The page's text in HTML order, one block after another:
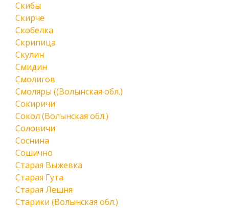
Скибы
Скирче
Скобелка
Скрипица
Скулин
Смидин
Смолигов
Смоляры ((Волынская обл.)
Сокиричи
Сокол (Волынская обл.)
Соловичи
Соснина
Сошично
Старая Выжевка
Старая Гута
Старая Лешня
Старики (Волынская обл.)